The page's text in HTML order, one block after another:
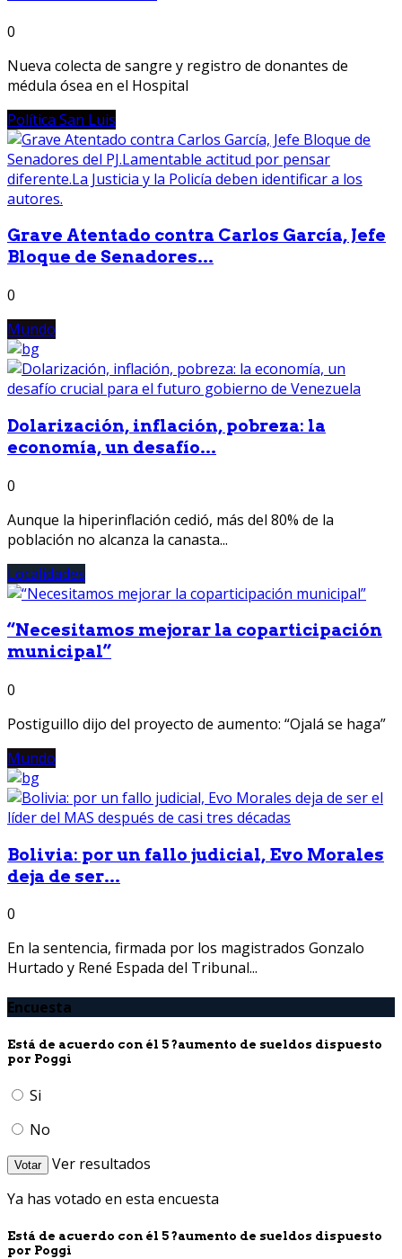
0
Nueva colecta de sangre y registro de donantes de
médula ósea en el Hospital
Política San Luis
Grave Atentado contra Carlos García, Jefe
Bloque de Senadores...
0
Mundo
Dolarización, inflación, pobreza: la
economía, un desafío...
0
Aunque la hiperinflación cedió, más del 80% de la
población no alcanza la canasta...
Localidades
“Necesitamos mejorar la coparticipación
municipal”
0
Postiguillo dijo del proyecto de aumento: “Ojalá se haga”
Mundo
Bolivia: por un fallo judicial, Evo Morales
deja de ser...
0
En la sentencia, firmada por los magistrados Gonzalo
Hurtado y René Espada del Tribunal...
Encuesta
Está de acuerdo con él 5 ?aumento de sueldos dispuesto
por Poggi
Si
No
Votar
Ver resultados
Ya has votado en esta encuesta
Está de acuerdo con él 5 ?aumento de sueldos dispuesto
por Poggi